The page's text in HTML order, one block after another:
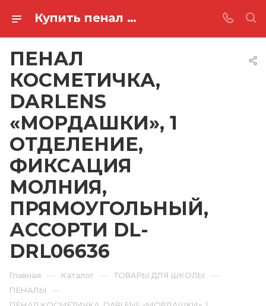
Купить пенал косметичка, darlens «мордашки», 1 отделение, фиксация молния, прямоугольный, ассорти DL-DRL06636 в Ростове-на-Дону
ПЕНАЛ
КОСМЕТИЧКА,
DARLENS
«МОРДАШКИ», 1
ОТДЕЛЕНИЕ,
ФИКСАЦИЯ
МОЛНИЯ,
ПРЯМОУГОЛЬНЫЙ,
АССОРТИ DL-
DRL06636
Главная — Каталог — ТОВАРЫ ДЛЯ ШКОЛЫ —
ПЕНАЛЫ —